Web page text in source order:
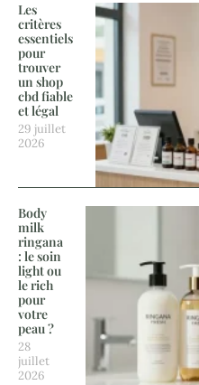
Les
critères
essentiels
pour
trouver
un shop
cbd fiable
et légal
29 juillet
2026
Body
milk
ringana
: le soin
light ou
le rich
pour
votre
peau ?
28
juillet
2026